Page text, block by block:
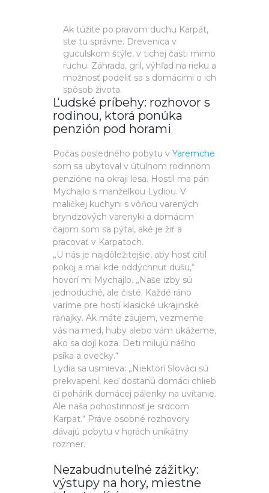
Ak túžite po pravom duchu Karpát,
ste tu správne. Drevenica v
guculskom štýle, v tichej časti mimo
ruchu. Záhrada, gril, výhľad na rieku a
možnosť podeliť sa s domácimi o ich
spôsob života.
Ľudské príbehy: rozhovor s
rodinou, ktorá ponúka
penzión pod horami
Počas posledného pobytu v Yaremche
som sa ubytoval v útulnom rodinnom
penzióne na okraji lesa. Hostil ma pán
Mychajlo s manželkou Lydiou. V
maličkej kuchyni s vôňou varených
bryndzových varenyki a domácim
čajom som sa pýtal, aké je žiť a
pracovať v Karpatoch.
„U nás je najdôležitejšie, aby hosť cítil
pokoj a mal kde oddýchnuť dušu,“
hovorí mi Mychajlo. „Naše izby sú
jednoduché, ale čisté. Každé ráno
varíme pre hostí klasické ukrajinské
raňajky. Ak máte záujem, vezmeme
vás na med, huby alebo vám ukážeme,
ako sa dojí koza. Deti milujú nášho
psíka a ovečky.“
Lydia sa usmieva: „Niektorí Slováci sú
prekvapení, keď dostanú domáci chlieb
či pohárik domácej pálenky na uvítanie.
Ale naša pohostinnosť je srdcom
Karpat.“ Práve osobné rozhovory
dávajú pobytu v horách unikátny
rozmer.
Nezabudnuteľné zážitky:
výstupy na hory, miestne